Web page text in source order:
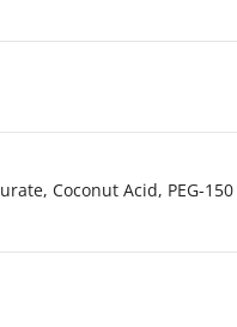
Coconut Acid, PEG-150